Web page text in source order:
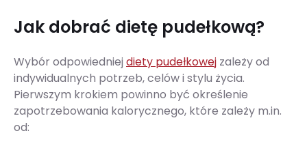
Jak dobrać dietę pudełkową?
Wybór odpowiedniej diety pudełkowej zależy od
indywidualnych potrzeb, celów i stylu życia.
Pierwszym krokiem powinno być określenie
zapotrzebowania kalorycznego, które zależy m.in.
od: